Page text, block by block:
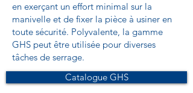
en exerçant un effort minimal sur la
manivelle et de fixer la pièce à usiner en
toute sécurité. Polyvalente, la gamme
GHS peut être utilisée pour diverses
tâches de serrage.
Catalogue GHS